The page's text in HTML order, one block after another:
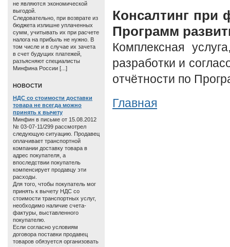
Консалтинг
Программ
Комплексная
разработки и
отчётности по
Главная
не являются экономической
выгодой.
Следовательно, при возврате из
бюджета излишне уплаченных
сумм, учитывать их при расчете
налога на прибыль не нужно. В
том числе и в случае их зачета
в счет будущих платежей,
разъясняют специалисты
Минфина России [...]
HОВОСТИ
НДС со стоимости доставки
товара не всегда можно
принять к вычету
Минфин в письме от 15.08.2012
№ 03-07-11/299 рассмотрел
следующую ситуацию. Продавец
оплачивает транспортной
компании доставку товара в
адрес покупателя, а
впоследствии покупатель
компенсирует продавцу эти
расходы.
Для того, чтобы покупатель мог
принять к вычету НДС со
стоимости транспортных услуг,
необходимо наличие счета-
фактуры, выставленного
покупателю.
Если согласно условиям
договора поставки продавец
товаров обязуется организовать